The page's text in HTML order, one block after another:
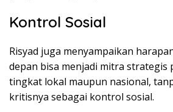
Kontrol Sosial
Risyad juga menyampaikan
depan bisa menjadi mitra strategis
tingkat lokal maupun nasional,
kritisnya sebagai kontrol sosial.